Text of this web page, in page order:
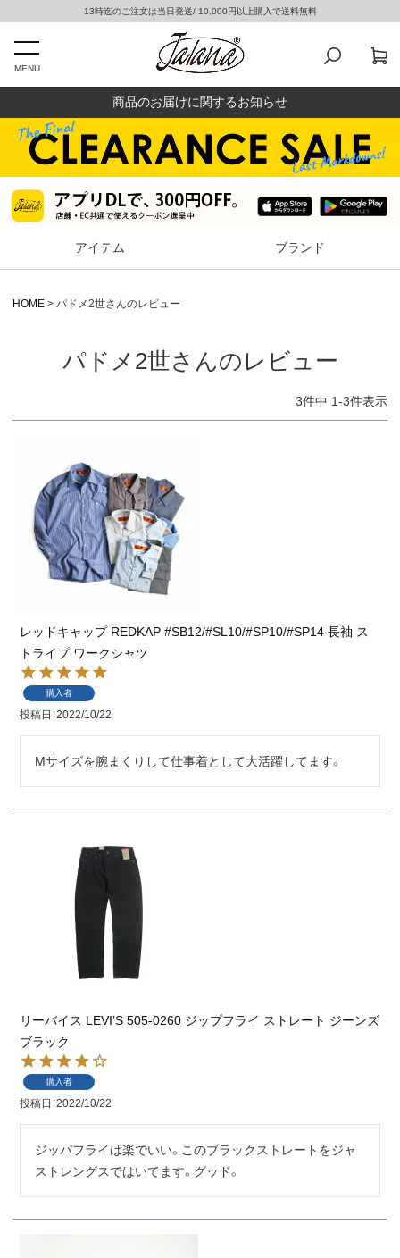
13時迄のご注文は当日発送/ 10,000円以上購入で送料無料
MENU
商品のお届けに関するお知らせ
アイテム ブランド
HOME パドメ2世さんのレビュー
パドメ2世さんのレビュー
3件中 1-3件表示
レッドキャップ REDKAP #SB12/#SL10/#SP10/#SP14 長袖 ス
トライプ ワークシャツ
購入者
投稿日 2022/10/22
Mサイズを腕まくりして仕事着として大活躍してます。
リーバイス LEVI’S 505-0260 ジップフライ ストレート ジーンズ
ブラック
購入者
投稿日 2022/10/22
ジッパフライは楽でいい。このブラックストレートをジャ